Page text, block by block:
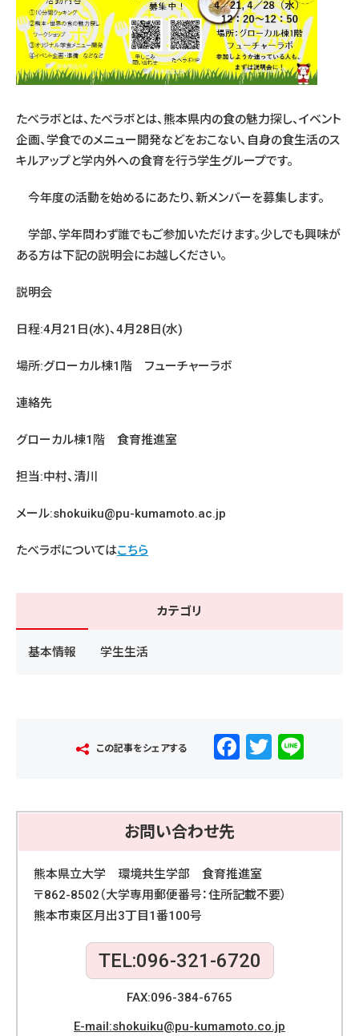
たべラボとは、たべラボとは、熊本県内の食の魅力探し、イベント
企画、学食でのメニュー開発などをおこない、自身の食生活のス
キルアップと学内外への食育を行う学生グループです。
今年度の活動を始めるにあたり、新メンバーを募集します。
学部、学年問わず誰でもご参加いただけます。少しでも興味が
ある方は下記の説明会にお越しください。
説明会
日程:4月21日(水)、4月28日(水)
場所:グローカル棟1階 フューチャーラボ
連絡先
グローカル棟1階 食育推進室
担当:中村、清川
メール:shokuiku@pu-kumamoto.ac.jp
たべラボについてはこちら
カテゴリ
基本情報 学生生活
この記事をシェアする
F
e
b
o
o
T
er
お問い合わせ先
熊本県立大学 環境共生学部 食育推進室
〒862-8502（大学専用郵便番号：住所記載不要）
熊本市東区月出3丁目1番100号
TEL:096-321-6720
FAX:096-384-6765
E-mail:shokuiku@pu-kumamoto.co.jp